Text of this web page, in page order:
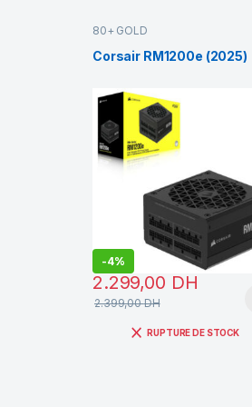
80+ GOLD
Corsair RM1200e (2025)
-4%
2.299,00 DH
2.399,00DH
RUPTURE DE STOCK